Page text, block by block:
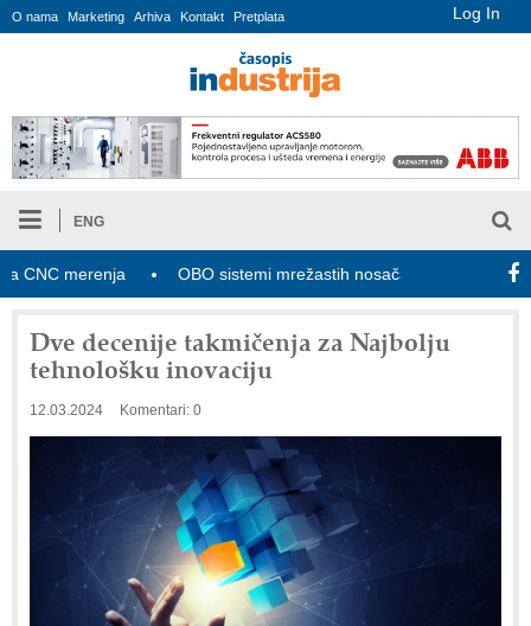
Log In
O nama Marketing Arhiva Kontakt Pretplata
ENG
merenja OBO sistemi mrežastih nosača kablova Novi
Dve decenije takmičenja za Najbolju
tehnološku inovaciju
12.03.2024 Komentari: 0